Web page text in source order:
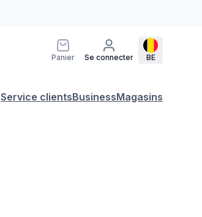
Panier Se connecter BE
Service clientsBusinessMagasins